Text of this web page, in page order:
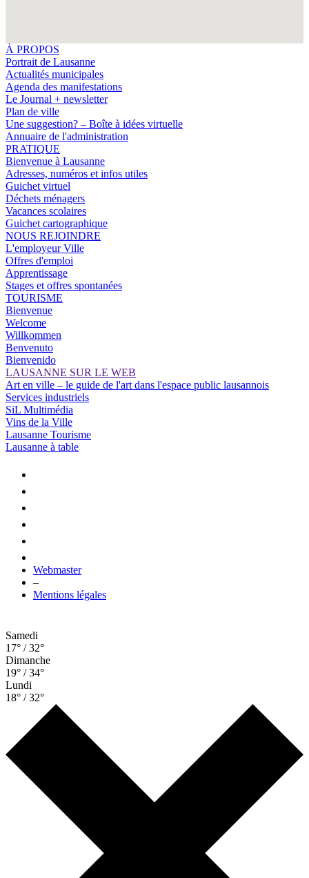
À PROPOS
Portrait de Lausanne
Actualités municipales
Agenda des manifestations
Le Journal + newsletter
Plan de ville
Une suggestion? – Boîte à idées virtuelle
Annuaire de l'administration
PRATIQUE
Bienvenue à Lausanne
Adresses, numéros et infos utiles
Guichet virtuel
Déchets ménagers
Vacances scolaires
Guichet cartographique
NOUS REJOINDRE
L'employeur Ville
Offres d'emploi
Apprentissage
Stages et offres spontanées
TOURISME
Bienvenue
Welcome
Willkommen
Benvenuto
Bienvenido
LAUSANNE SUR LE WEB
Art en ville – le guide de l'art dans l'espace public lausannois
Services industriels
SiL Multimédia
Vins de la Ville
Lausanne Tourisme
Lausanne à table
Webmaster
–
Mentions légales
Samedi
17° / 32°
Dimanche
19° / 34°
Lundi
18° / 32°